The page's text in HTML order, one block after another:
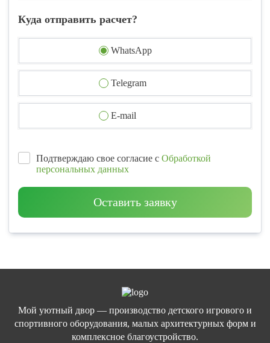
Куда отправить расчет?
WhatsApp
Telegram
E-mail
Подтверждаю свое согласие с Обработкой
персональных данных
Оставить заявку
Мой уютный двор — производство детского игрового и
спортивного оборудования, малых архитектурных форм и
комплексное благоустройство.